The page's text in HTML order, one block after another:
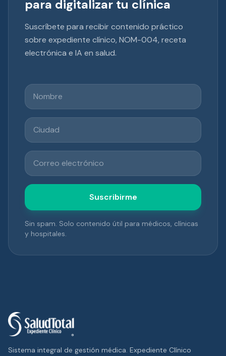
para digitalizar tu clínica
Suscríbete para recibir contenido práctico
sobre expediente clínico, NOM-004, receta
electrónica e IA en salud.
Nombre
Ciudad
Correo electrónico
Suscribirme
Sin spam. Solo contenido útil para médicos, clínicas
y hospitales.
Sistema integral de gestión médica. Expediente Clínico